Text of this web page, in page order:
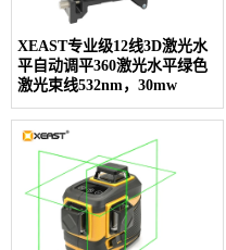
XEAST专业级12线3D激光水
平自动调平360激光水平绿色
激光束线532nm，30mw